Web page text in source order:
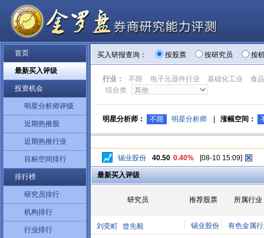
首页
最新买入评级
投资机会
明星分析师评级
近期热推股
近期热推行业
目标空间排行
排行榜
研究员排行
机构排行
行业排行
买入研报查询： 按股票 按研究员 按
行业： 不限 电子元器件行业 基础化工业
食
综合类
明星分析师： 不限 明星分析师 涨幅空间：
锡业股份 40.50 0.40% [08-10 15:09]
最新买入评级
研究员 推荐股票 所属行业
刘奕町 曾先毅 锡业股份 有色金属